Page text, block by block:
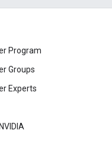
Program
Groups
Experts